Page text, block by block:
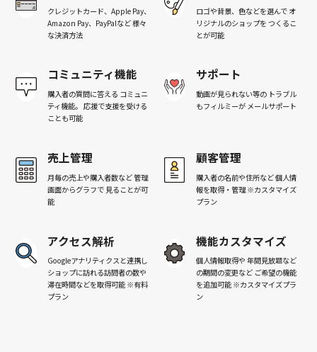
クレジットカード、Apple Pay、
Amazon Pay、PayPalなど様々
な決済方法
ロゴや背景、色などを選んでオ
リジナルのショップを つくるこ
とが可能
コミュニティ機能
購入者の質問に答える コミュニ
ティ機能。 応援で支援を受ける
ことも可能
サポート
動画が見られない等のトラブル
もフィルミーがメールサポート
売上管理
月毎の売上や購入者数など管理
画面からグラフで 見ることが可
能
顧客管理
購入者の名前や住所など個人情
報を取得・管理※カスタマイズ
プラン
アクセス解析
Googleアナリティクスと連携し
ショップに訪れる訪問者の数や
滞在時間などを取得可能 ※有料
プラン
機能カスタマイズ
個人情報取得や 年間見放題など
の期間の変更などご希望の機能
を追加可能※カスタマイズプラ
ン